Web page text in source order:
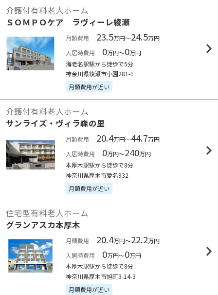
介護付有料老人ホーム
ＳＯＭＰＯケア ラヴィーレ綾瀬
月額費用 23.5万円～24.5万円
入居時費用
0万円～0万円
海老名駅駅から徒歩で5分
神奈川県綾瀬市小園281-1
月額費用が近い
介護付有料老人ホーム
サンライズ・ヴィラ森の里
月額費用 20.4万円～44.7万円
入居時費用
0万円～240万円
本厚木駅駅から徒歩で8分
神奈川県厚木市愛名932
月額費用が近い
住宅型有料老人ホーム
グランアスカ本厚木
月額費用 20.4万円～22.2万円
入居時費用
0万円～0万円
本厚木駅駅から徒歩で8分
神奈川県厚木市旭町3-14-3
月額費用が近い